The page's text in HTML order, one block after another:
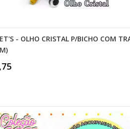
- OLHO CRISTAL P/BICHO COM